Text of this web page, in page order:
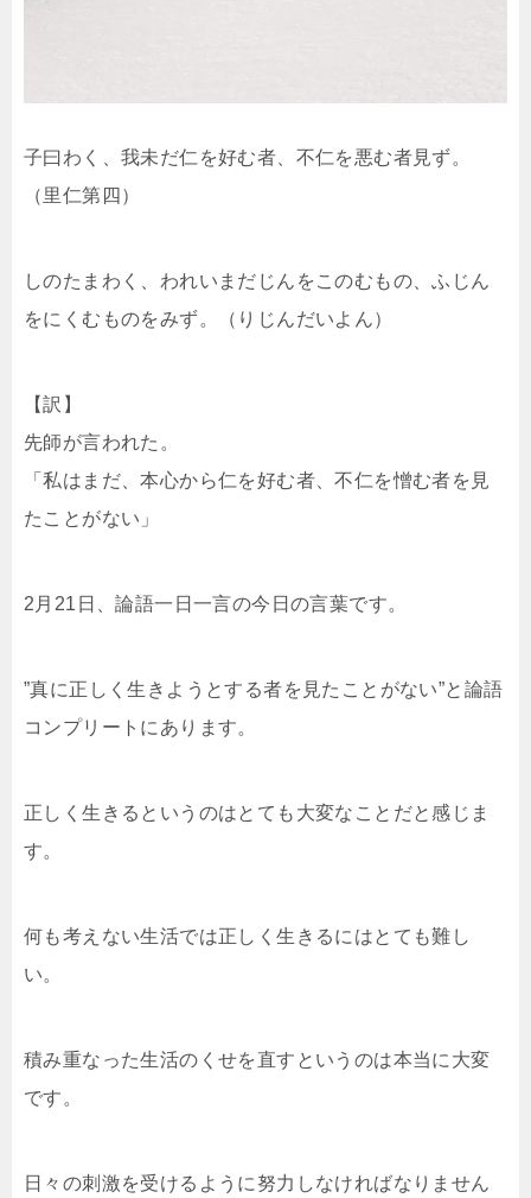
子曰わく、我未だ仁を好む者、不仁を悪む者見ず。
（里仁第四）
しのたまわく、われいまだじんをこのむもの、ふじん
をにくむものをみず。（りじんだいよん）
【訳】
先師が言われた。
「私はまだ、本心から仁を好む者、不仁を憎む者を見
たことがない」
2月21日、論語一日一言の今日の言葉です。
”真に正しく生きようとする者を見たことがない”と論語
コンプリートにあります。
正しく生きるというのはとても大変なことだと感じま
す。
何も考えない生活では正しく生きるにはとても難し
い。
積み重なった生活のくせを直すというのは本当に大変
です。
日々の刺激を受けるように努力しなければなりません